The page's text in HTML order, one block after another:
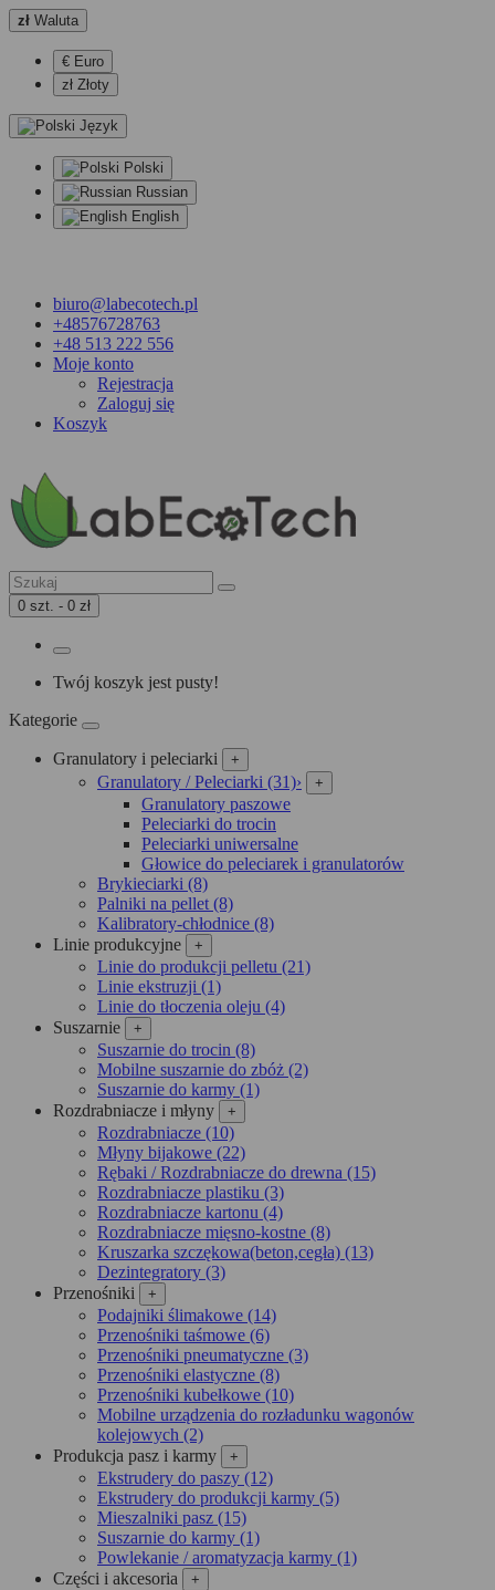
zł Waluta
€ Euro
zł Złoty
Język
Polski
Russian
English
biuro@labecotech.pl
+48576728763
+48 513 222 556
Moje konto
Rejestracja
Zaloguj się
Koszyk
0 szt. - 0 zł
Twój koszyk jest pusty!
Kategorie
Granulatory i peleciarki +
Granulatory / Peleciarki (31)› +
Granulatory paszowe
Peleciarki do trocin
Peleciarki uniwersalne
Głowice do peleciarek i granulatorów
Brykieciarki (8)
Palniki na pellet (8)
Kalibratory-chłodnice (8)
Linie produkcyjne
+
Linie do produkcji pelletu (21)
Linie ekstruzji (1)
Linie do tłoczenia oleju (4)
Suszarnie
+
Suszarnie do trocin (8)
Mobilne suszarnie do zbóż (2)
Suszarnie do karmy (1)
Rozdrabniacze i młyny
+
Rozdrabniacze (10)
Młyny bijakowe (22)
Rębaki / Rozdrabniacze do drewna (15)
Rozdrabniacze plastiku (3)
Rozdrabniacze kartonu (4)
Rozdrabniacze mięsno-kostne (8)
Kruszarka szczękowa(beton,cegła) (13)
Dezintegra­tory (3)
Przenośniki
+
Podajniki ślimakowe (14)
Przenośniki taśmowe (6)
Przenośniki pneumatyczne (3)
Przenośniki elastyczne (8)
Przenośniki kubełkowe (10)
Mobilne urządzenia do rozładunku wagonów
kolejowych (2)
Produkcja pasz i karmy
+
Ekstrudery do paszy (12)
Ekstrudery do produkcji karmy (5)
Mieszalniki pasz (15)
Suszarnie do karmy (1)
Powlekanie / aromatyzacja karmy (1)
Części i akcesoria
+